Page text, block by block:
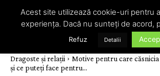
Dragoste și relații
Motive pentru care
și ce puteți face pentru...
Acest site utilizează cookie-uri pentru
experiența. Dacă nu sunteți de acord,
Refuz Detalii